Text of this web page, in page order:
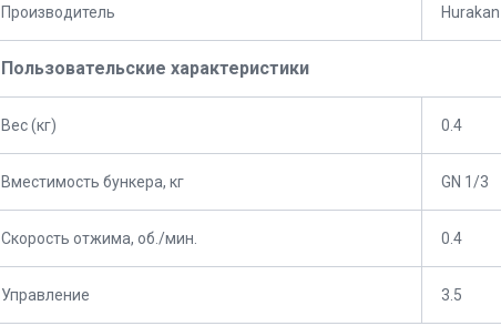
Производитель Hurakan
Пользовательские характеристики
Вес (кг) 0.4
Вместимость бункера, кг GN 1/3
Скорость отжима, об./мин. 0.4
Управление 3.5